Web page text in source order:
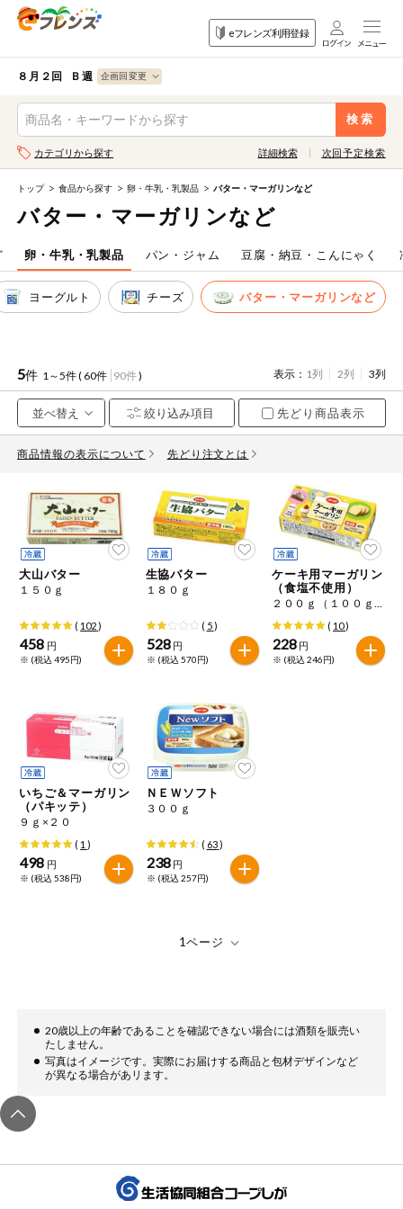
eフレンズ利用登録
ログイン
生協加入はこちら
登録から開始まで
注文番号注文
お気に入り注文
注文履歴注文
WEBカタログ
先着限定から探す
人気カテゴリ
食品から探す
家庭用品から探す
目的から探す
毎週自動お届け商品
毎週自動お届け商品を確認する
専門ショップサイト
コープしがの情報サイト
８月２回 Ｂ週
検索
食品
から探す
目的
から探す
果物
野菜
肉・ハム・ソ
ーセージ
魚介・加工品
米・雑穀など
パン・ジャム
豆腐・納豆・
こんにゃく
冷凍食品
ミールキット
など
麺類
レトルト・缶
詰・瓶詰
調味料・だ
し・油・ルー
おやつ
飲料
トイレットペ
ーパー
衛生・生理用
果物すべて
カテゴリから探す 詳細検索
検索条件を指定してください。全項目に条件を指定しなくて
も検索できます。
キーワード
キーワードをすべて含む
メーカー名
カテゴリ
特価情報
アレルゲン情報
特定原材料と特定原材料に準ずるものが含まれていない商品
を検索できます。
小麦 卵
落花生 えび かに
特定原材料に準ずるもの
アーモンド あわび
カシューナッツ
牛肉
鶏肉 バナナ 豚肉
マカダミアナッツ
アレルゲン情報は、商品企画時の情報のため、ご使用前には
必ず商品パッケージの表示をご確認ください。
次回予定検索
トップ 食品から探す 卵・牛乳・乳製品 バター・マーガリンなど
バター・マーガリンなど
卵・牛乳・乳製品 パン・ジャム 豆腐・納豆・こんにゃく
ヨーグルト チーズ バター・マーガリンなど
5件 1～5件 ( 60件 90件) 表示： 1列 2列 3列
先どり商品表示
商品情報の表示について 先どり注文とは
大山バター
１５０ｇ
( 102)
458 円
※ (税込 495円)
生協バター
１８０ｇ
( 5)
528 円
※ (税込 570円)
ケーキ用マーガリン
（食塩不使用）
２００ｇ（１００ｇ×２）
( 10)
228 円
※ (税込 246円)
いちご＆マーガリン
（パキッテ）
９ｇ×２０
( 1 )
498 円
※ (税込 538円)
ＮＥＷソフト
３００ｇ
( 63)
238 円
※ (税込 257円)
20歳以上の年齢であることを確認できない場合には酒類を販売い
たしません。
写真はイメージです。実際にお届けする商品と包材デザインなど
が異なる場合があリます。